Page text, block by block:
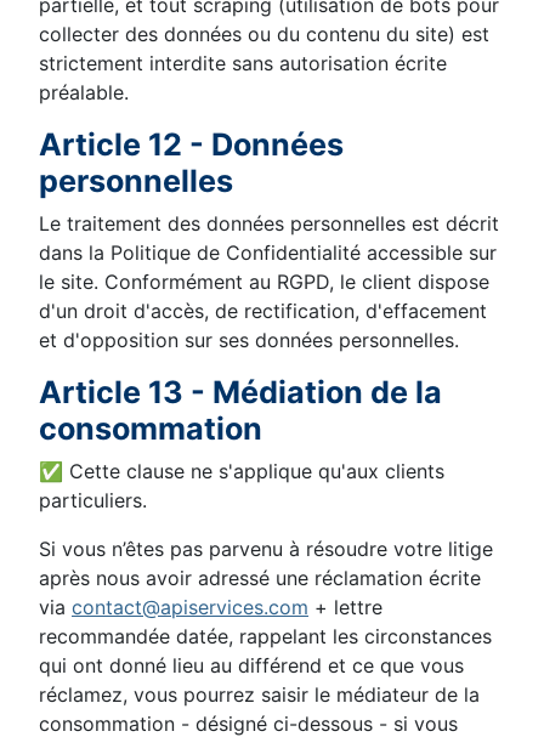
partielle, et tout scraping (utilisation de bots pour
collecter des données ou du contenu du site) est
strictement interdite sans autorisation écrite
préalable.
Article 12 - Données
personnelles
Le traitement des données personnelles est décrit
dans la Politique de Confidentialité accessible sur
le site. Conformément au RGPD, le client dispose
d'un droit d'accès, de rectification, d'effacement
et d'opposition sur ses données personnelles.
Article 13 - Médiation de la
consommation
✅ Cette clause ne s'applique qu'aux clients
particuliers.
Si vous n’êtes pas parvenu à résoudre votre litige
après nous avoir adressé une réclamation écrite
via contact@apiservices.com + lettre
recommandée datée, rappelant les circonstances
qui ont donné lieu au différend et ce que vous
réclamez, vous pourrez saisir le médiateur de la
consommation - désigné ci-dessous - si vous